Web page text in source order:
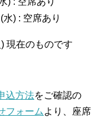
) : 空席あり
現在のものです
込方法をご確認の
フォーム より、座席